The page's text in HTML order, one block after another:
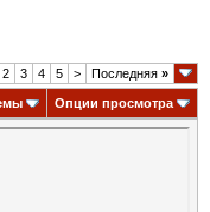
2 3 4 5 > Последняя »
Опции просмотра